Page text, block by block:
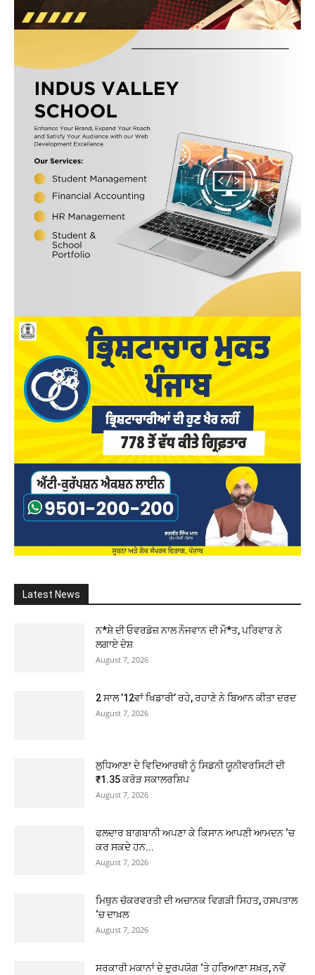
Latest News
ਨ*ਸ਼ੇ ਦੀ ਓਵਰਡੋਜ਼ ਨਾਲ ਨੌਜਵਾਨ ਦੀ ਮੌ*ਤ, ਪਰਿਵਾਰ ਨੇ
ਲਗਾਏ ਦੋਸ਼
August 7, 2026
2 ਸਾਲ ’12ਵਾਂ ਖਿਡਾਰੀ’ ਰਹੇ, ਰਹਾਣੇ ਨੇ ਬਿਆਨ ਕੀਤਾ ਦਰਦ
August 7, 2026
ਲੁਧਿਆਣਾ ਦੇ ਵਿਦਿਆਰਥੀ ਨੂੰ ਸਿਡਨੀ ਯੂਨੀਵਰਸਿਟੀ ਦੀ
₹1.35 ਕਰੋੜ ਸਕਾਲਰਸ਼ਿਪ
August 7, 2026
ਫਲਦਾਰ ਬਾਗਬਾਨੀ ਅਪਣਾ ਕੇ ਕਿਸਾਨ ਆਪਣੀ ਆਮਦਨ ‘ਚ
ਕਰ ਸਕਦੇ ਹਨ...
August 7, 2026
ਮਿਥੁਨ ਚੱਕਰਵਰਤੀ ਦੀ ਅਚਾਨਕ ਵਿਗੜੀ ਸਿਹਤ, ਹਸਪਤਾਲ
‘ਚ ਦਾਖ਼ਲ
August 7, 2026
ਸਰਕਾਰੀ ਮਕਾਨਾਂ ਦੇ ਦੁਰਪਯੋਗ ‘ਤੇ ਹਰਿਆਣਾ ਸਖ਼ਤ, ਨਵੇਂ